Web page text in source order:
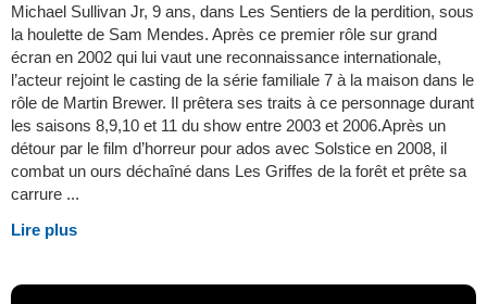
Michael Sullivan Jr, 9 ans, dans Les Sentiers de la perdition, sous
la houlette de Sam Mendes. Après ce premier rôle sur grand
écran en 2002 qui lui vaut une reconnaissance internationale,
l’acteur rejoint le casting de la série familiale 7 à la maison dans le
rôle de Martin Brewer. Il prêtera ses traits à ce personnage durant
les saisons 8,9,10 et 11 du show entre 2003 et 2006.Après un
détour par le film d’horreur pour ados avec Solstice en 2008, il
combat un ours déchaîné dans Les Griffes de la forêt et prête sa
carrure ...
Lire plus